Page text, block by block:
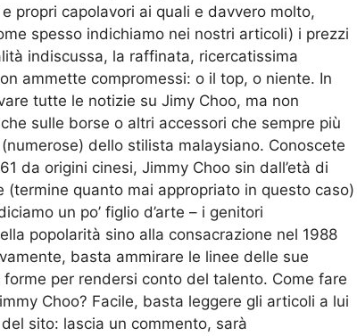
propri capolavori ai quali e davvero molto,
spesso indichiamo nei nostri articoli) i prezzi
indiscussa, la raffinata, ricercatissima
ammette compromessi: o il top, o niente. In
tutte le notizie su Jimy Choo, ma non
sulle borse o altri accessori che sempre più
dello stilista malaysiano. Conoscete
da origini cinesi, Jimmy Choo sin dall’età di
(termine quanto mai appropriato in questo caso)
un po’ figlio d’arte – i genitori
popolarità sino alla consacrazione nel 1988
basta ammirare le linee delle sue
per rendersi conto del talento. Come fare
Choo? Facile, basta leggere gli articoli a lui
sito: lascia un commento, sarà